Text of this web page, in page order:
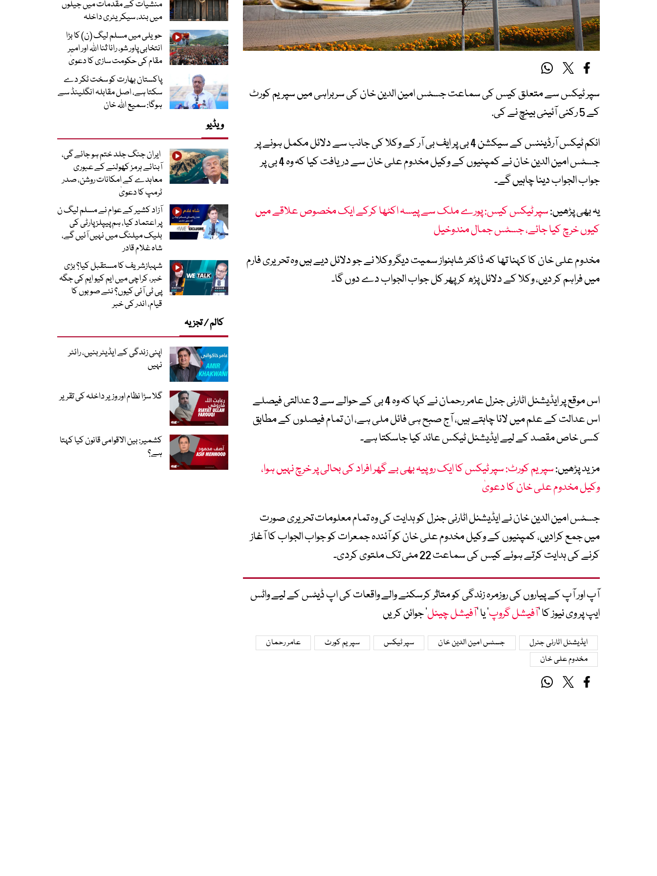
سپر ٹیکس سے متعلق کیس کی سماعت جسٹس امین الدین خان کی سربراہی میں سپریم کورٹ
کے 5 رکنی آئینی بینچ نے کی.
انکم ٹیکس آرڈیننس کے سیکشن 4 بی پر ایف بی آر کے وکلا کی جانب سے دلائل مکمل ہونے پر
جسٹس امین الدین خان نے کمپنیوں کے وکیل مخدوم علی خان سے دریافت کیا کہ وہ 4 بی پر
جواب الجواب دینا چاہیں گے۔
یہ بھی پڑھیں:سپر ٹیکس کیس: پورے ملک سے پیسہ اکٹھا کرکے ایک مخصوص علاقے میں
کیوں خرچ کیا جائے، جسٹس جمال مندوخیل
مخدوم علی خان کا کہنا تھا کہ ڈاکٹر شاہنواز سمیت دیگر وکلا نے جو دلائل دیے ہیں وہ تحریری فارم
میں فراہم کر دیں، وکلا کے دلائل پڑھ کر پھر کل جواب الجواب دے دوں گا۔
اس موقع پر ایڈیشنل اٹارنی جنرل عامر رحمان نے کہا کہ وہ 4 بی کے حوالے سے 3 عدالتی فیصلے
اس عدالت کے علم میں لانا چاہتے ہیں، آج صبح ہی فائل ملی ہے، ان تمام فیصلوں کے مطابق
کسی خاص مقصد کے لیے ایڈیشنل ٹیکس عائد کیا جاسکتا ہے۔
مزید پڑھیں:سپریم کورٹ: سپر ٹیکس کا ایک روپیہ بھی بے گھر افراد کی بحالی پر خرچ نہیں ہوا،
وکیل مخدوم علی خان کا دعویٰ
جسٹس امین الدین خان نے ایڈیشنل اٹارنی جنرل کو ہدایت کی وہ تمام معلومات تحریری صورت
میں جمع کرادیں، کمپنیوں کے وکیل مخدوم علی خان کو آئندہ جمعرات کو جواب الجواب کا آغاز
کرنے کی ہدایت کرتے ہوئے کیس کی سماعت 22 مئی تک ملتوی کردی۔
آپ اور آپ کے پیاروں کی روزمرہ زندگی کو متاثر کرسکنے والے واقعات کی اپ ڈیٹس کے لیے واٹس
ایپ پر وی نیوز کا ’آفیشل گروپ‘ یا ’آفیشل چینل‘ جوائن کریں
ایڈیشنل اٹارنی جنرل جسٹس امین الدین خان سپر ٹیکس سپریم کورٹ
عامر رحمان
مخدوم علی خان
منشیات کے مقدمات میں جیلوں
میں بند، سیکریٹری داخلہ
حویلی میں مسلم لیگ (ن) کا بڑا
انتخابی پاور شو، رانا ثنا اللہ اور امیر
مقام کی حکومت سازی کا دعویٰ
پاکستان بھارت کو سخت ٹکر دے
سکتا ہے، اصل مقابلہ انگلینڈ سے
ہوگا: سمیع اللہ خان
ویڈیو
ایران جنگ جلد ختم ہو جائے گی،
آبنائے ہرمز کھولنے کے عبوری
معاہدے کے امکانات روشن، صدر
ٹرمپ کا دعویٰ
آزاد کشیر کے عوام نے مسلم لیگ ن
پر اعتماد کیا، ہم پیپلز پارٹی کی
بلیک میلنگ میں نہیں آئیں گے،
شاہ غلام قادر
شہبازشریف کا مستقبل کیا؟ بڑی
خبر، کراچی میں ایم کیو ایم کی جگہ
پی ٹی آئی کیوں؟ نئے صوبوں کا
قیام، اندر کی خبر
کالم / تجزیہ
اپنی زندگی کے ایڈیٹر بنیں، رائٹر
نہیں
گلا سڑا نظام اور وزیر داخلہ کی تقریر
کشمیر: بین الاقوامی قانون کیا کہتا
ہے؟